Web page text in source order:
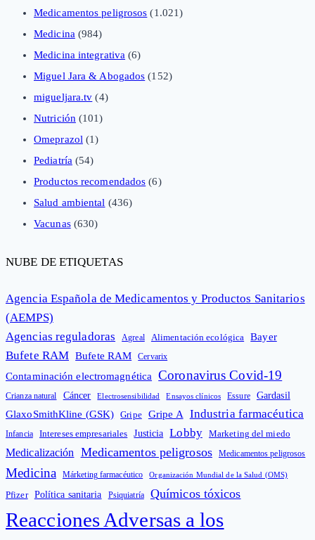
Medicamentos peligrosos (1.021)
Medicina (984)
Medicina integrativa (6)
Miguel Jara & Abogados (152)
migueljara.tv (4)
Nutrición (101)
Omeprazol (1)
Pediatría (54)
Productos recomendados (6)
Salud ambiental (436)
Vacunas(630)
NUBE DE ETIQUETAS
Agencia Española de Medicamentos y Productos Sanitarios
(AEMPS)
Agencias reguladoras
Agreal Alimentación ecológica Bayer
Bufete RAM Bufete RAM Cervarix
Contaminación electromagnética Coronavirus Covid-19
Crianza natural Cáncer Electrosensibilidad Ensayos clínicos Essure Gardasil
GlaxoSmithKline (GSK) Gripe Gripe A Industria farmacéutica
Infancia Intereses empresariales Justicia Lobby Marketing del miedo
Medicalización Medicamentos peligrosos Medicamentos peligrosos
Medicina Márketing farmacéutico Organización Mundial de la Salud (OMS)
Pfizer Política sanitaria Psiquiatría Químicos tóxicos
Reacciones Adversas a los